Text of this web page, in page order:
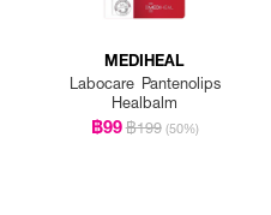
MEDIHEAL
Labocare Pantenolips
Healbalm
฿99฿199 (50%)